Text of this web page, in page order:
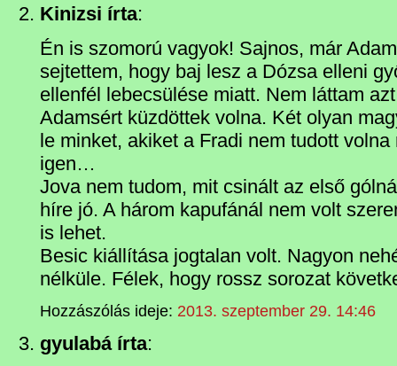
Kinizsi írta:
Én is szomorú vagyok! Sajnos, már
sejtettem, hogy baj lesz a Dózsa elleni
ellenfél lebecsülése miatt. Nem láttam
Adamsért küzdöttek volna. Két olyan
le minket, akiket a Fradi nem tudott
igen…
Jova nem tudom, mit csinált az első
híre jó. A három kapufánál nem volt
is lehet.
Besic kiállítása jogtalan volt. Nagyon
nélküle. Félek, hogy rossz sorozat
Hozzászólás ideje: 2013. szeptember 29. 14:46
gyulabá írta: